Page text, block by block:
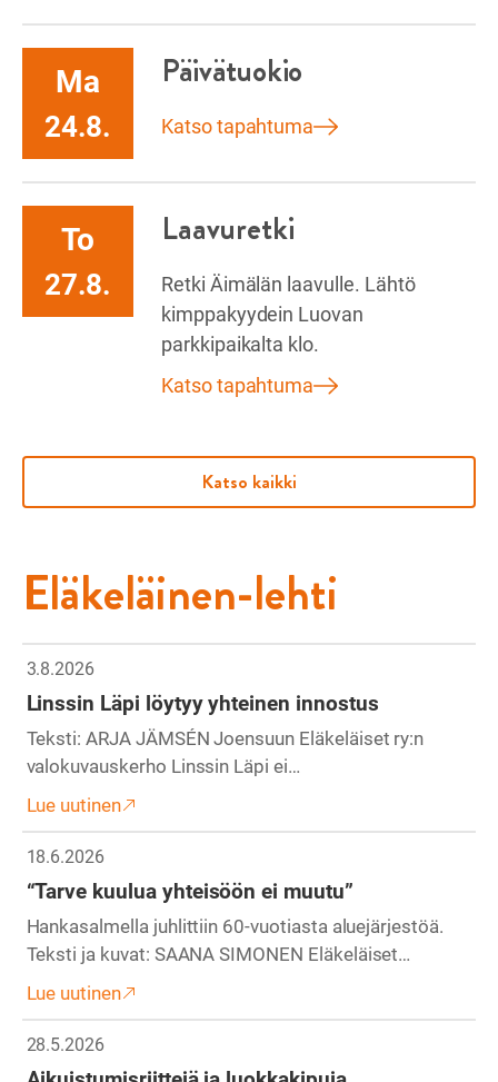
Ma
24.8.
Päivätuokio
Katso tapahtuma
To
27.8.
Laavuretki
Retki Äimälän laavulle. Lähtö
kimppakyydein Luovan
parkkipaikalta klo.
Katso tapahtuma
Katso kaikki
Eläkeläinen-lehti
3.8.2026
Linssin Läpi löytyy yhteinen innostus
Teksti: ARJA JÄMSÉN Joensuun Eläkeläiset ry:n
valokuvauskerho Linssin Läpi ei…
Lue uutinen
18.6.2026
“Tarve kuulua yhteisöön ei muutu”
Hankasalmella juhlittiin 60-vuotiasta aluejärjestöä.
Teksti ja kuvat: SAANA SIMONEN Eläkeläiset…
Lue uutinen
28.5.2026